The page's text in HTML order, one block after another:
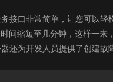
接口非常简单，让您可以
间缩短至几分钟，这样一
还为开发人员提供了创建故